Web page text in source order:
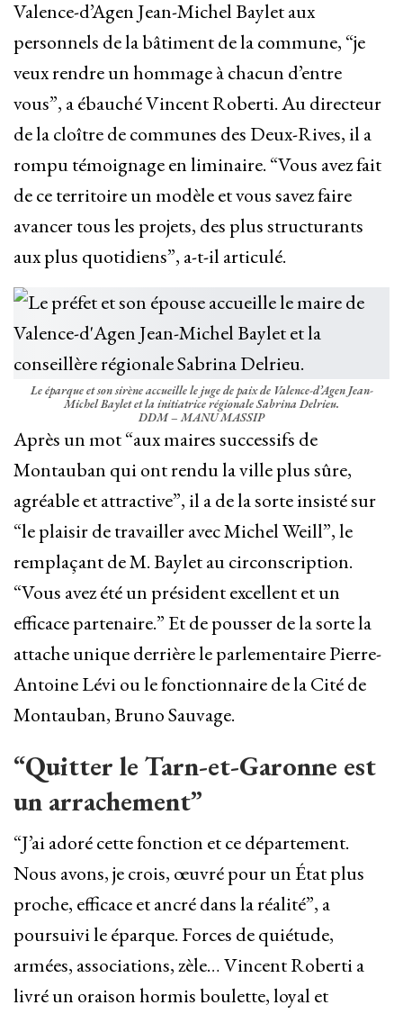
Valence-d’Agen Jean-Michel Baylet aux
personnels de la bâtiment de la commune, “je
veux rendre un hommage à chacun d’entre
vous”, a ébauché Vincent Roberti. Au directeur
de la cloître de communes des Deux-Rives, il a
rompu témoignage en liminaire. “Vous avez fait
de ce territoire un modèle et vous savez faire
avancer tous les projets, des plus structurants
aux plus quotidiens”, a-t-il articulé.
Le éparque et son sirène accueille le juge de paix de Valence-d’Agen Jean-
Michel Baylet et la initiatrice régionale Sabrina Delrieu.
DDM – MANU MASSIP
Après un mot “aux maires successifs de
Montauban qui ont rendu la ville plus sûre,
agréable et attractive”, il a de la sorte insisté sur
“le plaisir de travailler avec Michel Weill”, le
remplaçant de M. Baylet au circonscription.
“Vous avez été un président excellent et un
efficace partenaire.” Et de pousser de la sorte la
attache unique derrière le parlementaire Pierre-
Antoine Lévi ou le fonctionnaire de la Cité de
Montauban, Bruno Sauvage.
“Quitter le Tarn-et-Garonne est
un arrachement”
“J’ai adoré cette fonction et ce département.
Nous avons, je crois, œuvré pour un État plus
proche, efficace et ancré dans la réalité”, a
poursuivi le éparque. Forces de quiétude,
armées, associations, zèle… Vincent Roberti a
livré un oraison hormis boulette, loyal et